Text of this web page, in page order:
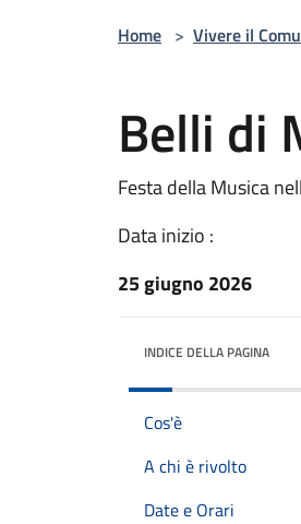
Home > Vivere il
Belli di
Festa della Musica
Data inizio :
25 giugno 2026
INDICE DELLA PAGINA
Cos'è
A chi è rivolto
Date e Orari